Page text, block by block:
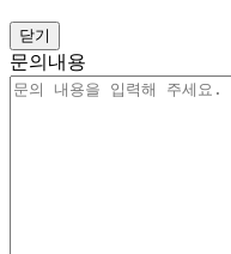
닫기
문의내용